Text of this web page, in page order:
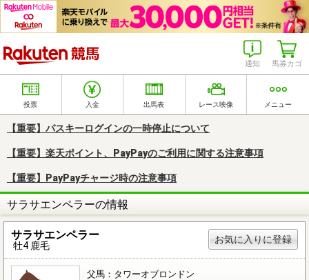
馬券カゴ
通知
投票 入金 出馬表 レース映像 メニュー
【重要】パスキーログインの一時停止について
【重要】楽天ポイント、PayPayのご利用に関する注意事項
【重要】PayPayチャージ時の注意事項
サラサエンペラーの情報
サラサエンペラー
牡4 鹿毛
お気に入りに登録
父馬：タワーオブロンドン